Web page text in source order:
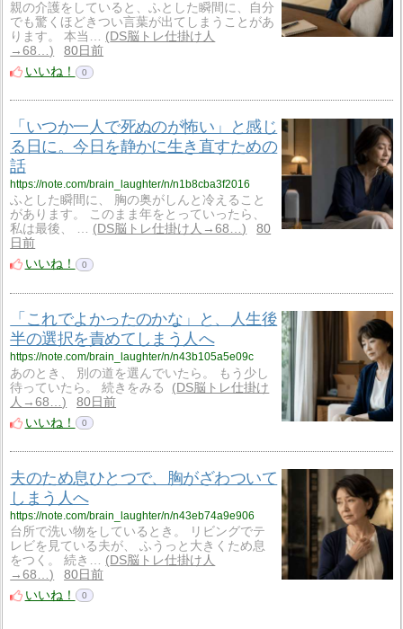
親の介護をしていると、ふとした瞬間に、自分
でも驚くほどきつい言葉が出てしまうことがあ
ります。 本当…
DS脳トレ仕掛け人
→68…
80日前
いいね！
0
「いつか一人で死ぬのが怖い」と感じ
る日に。今日を静かに生き直すための
話
https://note.com/brain_laughter/n/n1b8cba3f2016
ふとした瞬間に、 胸の奥がしんと冷えること
があります。 このまま年をとっていったら、
私は最後、 …
DS脳トレ仕掛け人→68…
80
日前
いいね！
0
「これでよかったのかな」と、人生後
半の選択を責めてしまう人へ
https://note.com/brain_laughter/n/n43b105a5e09c
あのとき、 別の道を選んでいたら。 もう少し
待っていたら。 続きをみる
DS脳トレ仕掛け
人→68…
80日前
いいね！
0
夫のため息ひとつで、胸がざわついて
しまう人へ
https://note.com/brain_laughter/n/n43eb74a9e906
台所で洗い物をしているとき。 リビングでテ
レビを見ている夫が、 ふうっと大きくため息
をつく。 続き…
DS脳トレ仕掛け人
→68…
80日前
いいね！
0